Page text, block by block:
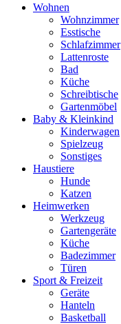
Wohnen
Wohnzimmer
Esstische
Schlafzimmer
Lattenroste
Bad
Küche
Schreibtische
Gartenmöbel
Baby & Kleinkind
Kinderwagen
Spielzeug
Sonstiges
Haustiere
Hunde
Katzen
Heimwerken
Werkzeug
Gartengeräte
Küche
Badezimmer
Türen
Sport & Freizeit
Geräte
Hanteln
Basketball